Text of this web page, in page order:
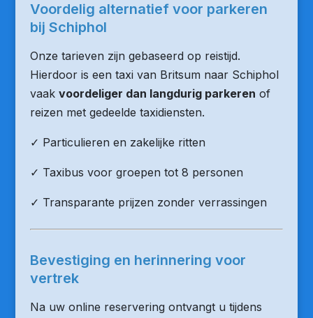
Voordelig alternatief voor parkeren
bij Schiphol
Onze tarieven zijn gebaseerd op reistijd.
Hierdoor is een taxi van Britsum naar Schiphol
vaak voordeliger dan langdurig parkeren of
reizen met gedeelde taxidiensten.
✓ Particulieren en zakelijke ritten
✓ Taxibus voor groepen tot 8 personen
✓ Transparante prijzen zonder verrassingen
Bevestiging en herinnering voor
vertrek
Na uw online reservering ontvangt u tijdens